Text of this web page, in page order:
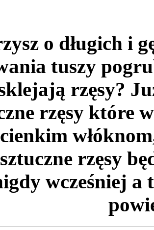
o długich i
tuszy
rzęsy?
rzęsy które
rzęsy
wcześniej a